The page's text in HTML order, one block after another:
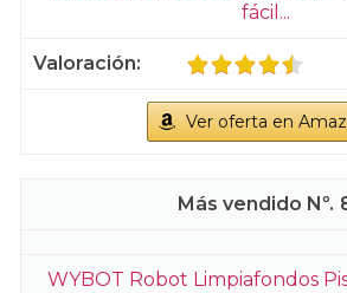
fácil...
Ver oferta en
WYBOT Robot Limpiafondos